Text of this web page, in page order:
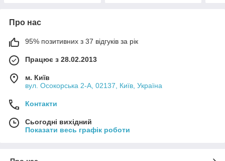
Про нас
95% позитивних з 37 відгуків за рік
Працює з 28.02.2013
м. Київ
вул. Осокорська 2-А, 02137, Київ, Україна
Контакти
Сьогодні вихідний
Показати весь графік роботи